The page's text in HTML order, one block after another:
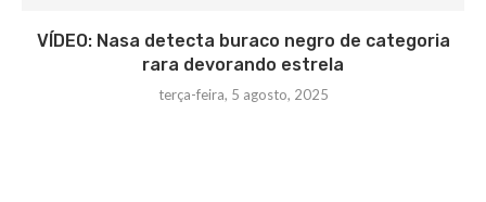
VÍDEO: Nasa detecta buraco negro de categoria
rara devorando estrela
terça-feira, 5 agosto, 2025